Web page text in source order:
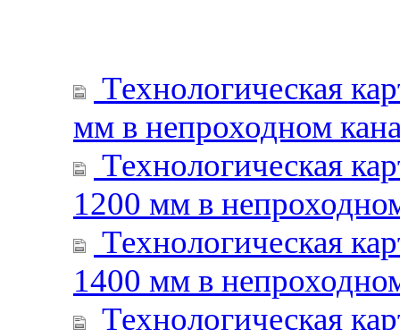
Технологическая
мм в непроходном
Технологическая
1200 мм в
Технологическая
1400 мм в
Технологическая